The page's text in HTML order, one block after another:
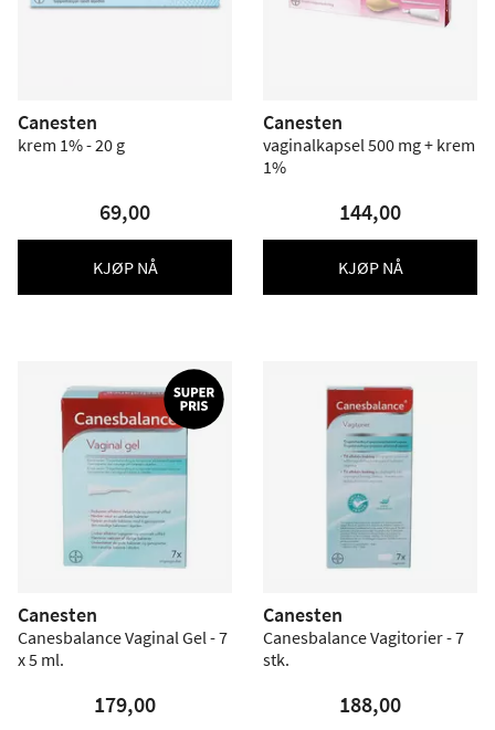
Canesten
krem 1% - 20 g
69,00
KJØP NÅ
Canesten
vaginalkapsel 500 mg + krem
1%
144,00
KJØP NÅ
Canesten
Canesbalance Vaginal Gel - 7
x 5 ml.
179,00
Canesten
Canesbalance Vagitorier - 7
stk.
188,00